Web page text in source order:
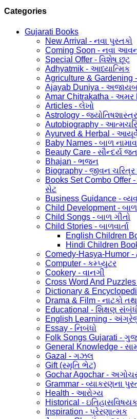
Categories
Gujarati Books
New Arrival - નવા પુસ્તકો
Coming Soon - નવા
Special Offer - વિશેષ છૂટ
Adhyatmik - આધ્યાત્મિક
Agriculture & Gardening
Ajayab Duniya - અજાયબ
Amar Chitrakatha - અમર
Articles - લેખો
Astrology - જ્યોતિષશાસ્ત્ર
Autobiography -
Ayurved & Herbal -
Baby Names - બાળ
Beauty Care - સૌન્દર્ય
Bhajan - ભજન
Biography - જીવન
Books Set Combo Offer
સેટ
Business Guidance -
Child Development -
Child Songs - બાળ ગીતો
Child Stories - બાળવાર્તા
English Children
Hindi Children
Comedy-Hasya-Humor -
Computer - કમ્પ્યુટર
Cookery - વાનગી
Cross Word And
Dictionary &
Drama & Film - નાટકો
Educational - શિક્ષણ
English Learning -
Essay - નિબંધો
Folk Songs Gujarati -
General Knowledge -
Gazal - ગઝલ
Gift (સ્મૃતિ ભેટ)
Gochar Agochar - અગોચર
Grammar - વ્યાકરણના
Health - આરોગ્ય
Historical - ઇતિહાસવિષયક
Inspiration - પ્રેરણાત્મક